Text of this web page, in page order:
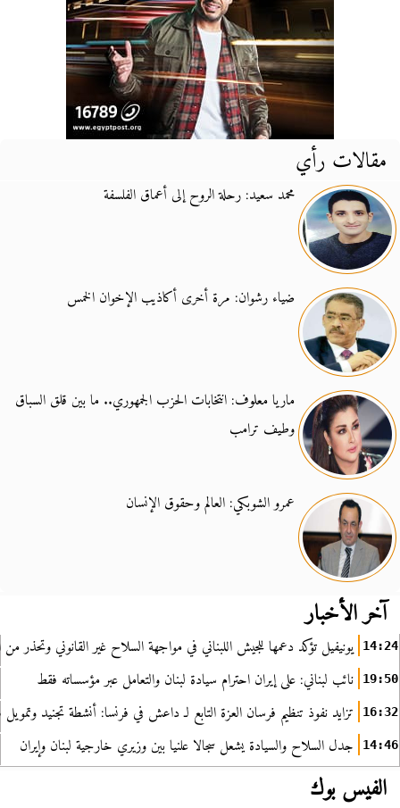
مقالات رأي
محمد سعيد: رحلة الروح إلى أعماق الفلسفة
ضياء رشوان: مرة أخرى أكاذيب الإخوان الخمس
ماريا معلوف: انتخابات الحزب الجمهوري.. ما بين قلق السباق
وطيف ترامب
عمرو الشوبكي: العالم وحقوق الإنسان
آخر الأخبار
14:24 يونيفيل تؤكد دعمها للجيش اللبناني في مواجهة السلاح غير القانوني وتحذر من
19:50 نائب لبناني: على إيران احترام سيادة لبنان والتعامل عبر مؤسساته فقط
16:32 تزايد نفوذ تنظيم فرسان العزة التابع لـ داعش في فرنسا: أنشطة تجنيد
14:46 جدل السلاح والسيادة يشعل سجالا علنيا بين وزيري خارجية لبنان وإيران
الفيس بوك